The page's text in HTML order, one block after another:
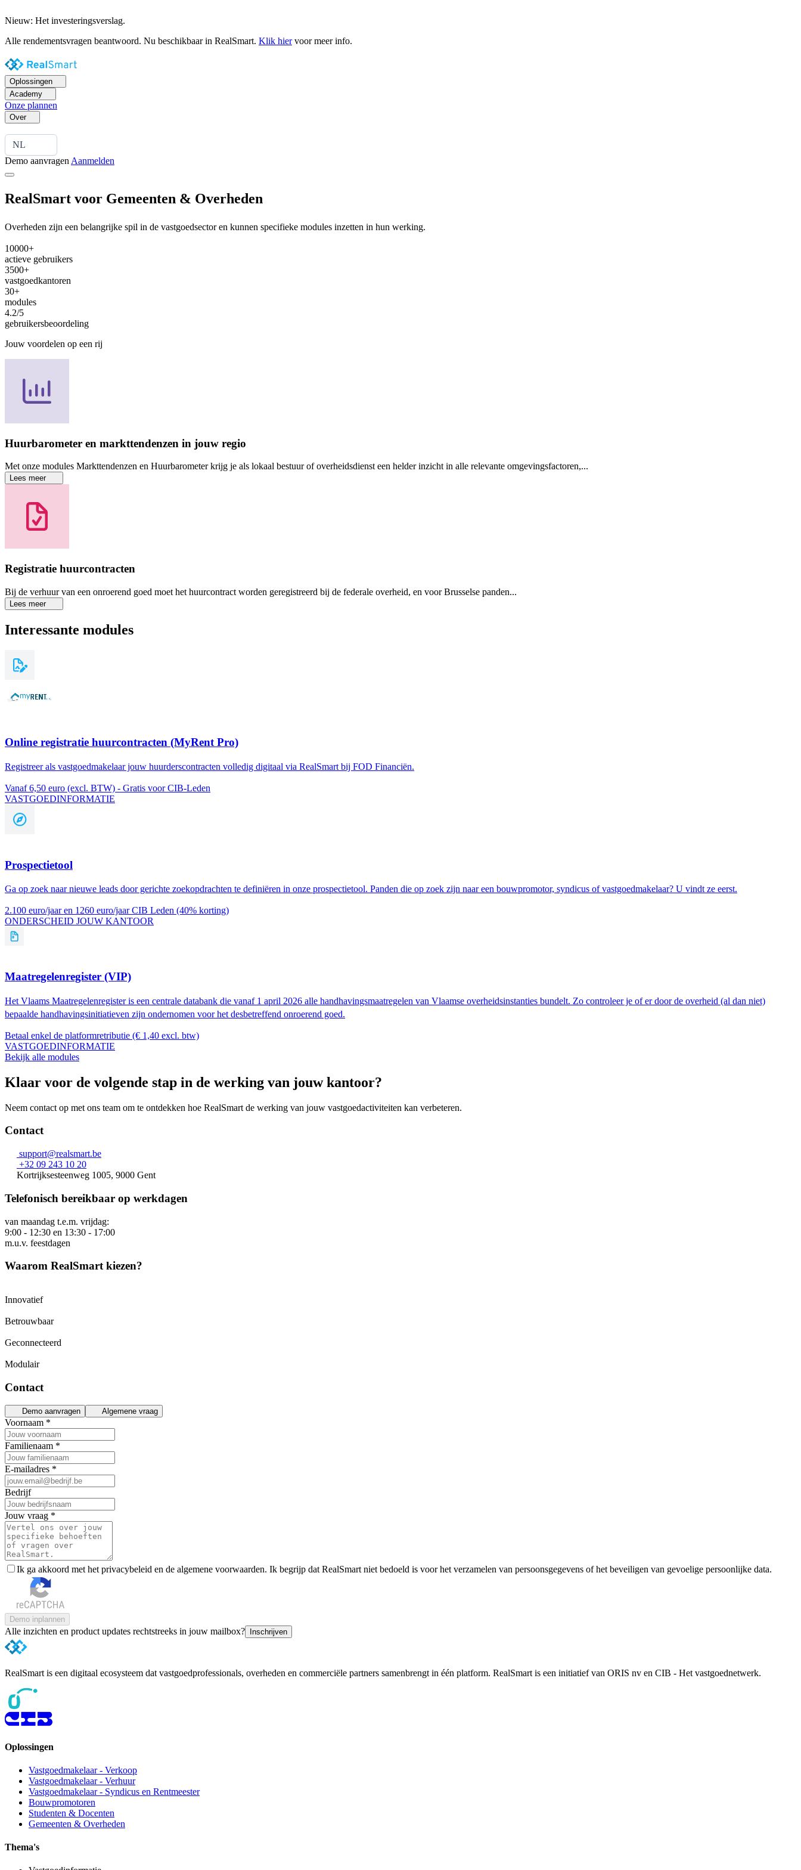
Nieuw: Het investeringsverslag.
Alle rendementsvragen beantwoord. Nu beschikbaar in RealSmart. Klik hiervoor meer info.
Oplossingen
Academy
Onze plannen
Over
NL
Demo aanvragen Aanmelden
RealSmart voor Gemeenten & Overheden
Overheden zijn een belangrijke spil in de vastgoedsector en kunnen specifieke modules inzetten in hun werking.
10000+
actieve gebruikers
3500+
vastgoedkantoren
30+
modules
4.2/5
gebruikersbeoordeling
Jouw voordelen op een rij
Huurbarometer en markttendenzen in jouw regio
Met onze modules Markttendenzen en Huurbarometer krijg je als lokaal bestuur of overheidsdienst een helder inzicht in alle relevante omgevingsfactoren,...
Lees meer
Registratie huurcontracten
Bij de verhuur van een onroerend goed moet het huurcontract worden geregistreerd bij de federale overheid, en voor Brusselse panden...
Lees meer
Interessante modules
Online registratie huurcontracten (MyRent Pro)
Registreer als vastgoedmakelaar jouw huurderscontracten volledig digitaal via RealSmart bij FOD Financiën.
Vanaf 6,50 euro (excl. BTW) - Gratis voor CIB-Leden
VASTGOEDINFORMATIE
Prospectietool
Ga op zoek naar nieuwe leads door gerichte zoekopdrachten te definiëren in onze prospectietool. Panden die op zoek zijn naar een bouwpromotor, syndicus of vastgoedmakelaar? U vindt ze eerst.
2.100 euro/jaar en 1260 euro/jaar CIB Leden (40% korting)
ONDERSCHEID JOUW KANTOOR
Maatregelenregister (VIP)
Het Vlaams Maatregelenregister is een centrale databank die vanaf 1 april 2026 alle handhavingsmaatregelen van Vlaamse overheidsinstanties bundelt. Zo controleer je of er door de overheid (al dan niet)
bepaalde handhavingsinitiatieven zijn ondernomen voor het desbetreffend onroerend goed.
Betaal enkel de platformretributie (€ 1,40 excl. btw)
VASTGOEDINFORMATIE
Bekijk alle modules
Klaar voor de volgende stap in de werking van jouw kantoor?
Neem contact op met ons team om te ontdekken hoe RealSmart de werking van jouw vastgoedactiviteiten kan verbeteren.
Contact
support@realsmart.be
+32 09 243 10 20
Kortrijksesteenweg 1005, 9000 Gent
Telefonisch bereikbaar op werkdagen
van maandag t.e.m. vrijdag:
9:00 - 12:30 en 13:30 - 17:00
m.u.v. feestdagen
Waarom RealSmart kiezen?
Innovatief
Betrouwbaar
Geconnecteerd
Modulair
Contact
Demo aanvragen Algemene vraag
Voornaam *
Familienaam *
E-mailadres *
Bedrijf
Jouw vraag *
Ik ga akkoord met het privacybeleid en de algemene voorwaarden. Ik begrijp dat RealSmart niet bedoeld is voor het verzamelen van persoonsgegevens of het beveiligen van gevoelige persoonlijke data.
Demo inplannen
Alle inzichten en product updates rechtstreeks in jouw mailbox? Inschrijven
RealSmart is een digitaal ecosysteem dat vastgoedprofessionals, overheden en commerciële partners samenbrengt in één platform. RealSmart is een initiatief van ORIS nv en CIB - Het vastgoednetwerk.
Oplossingen
Vastgoedmakelaar - Verkoop
Vastgoedmakelaar - Verhuur
Vastgoedmakelaar - Syndicus en Rentmeester
Bouwpromotoren
Studenten & Docenten
Gemeenten & Overheden
Thema's